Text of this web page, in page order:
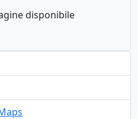
disponibile